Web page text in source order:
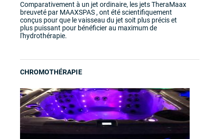
Comparativement à un jet ordinaire, les jets TheraMaax
breuveté par MAAXSPAS , ont été scientifiquement
conçus pour que le vaisseau du jet soit plus précis et
plus puissant pour bénéficier au maximum de
l'hydrothérapie.
CHROMOTHÉRAPIE